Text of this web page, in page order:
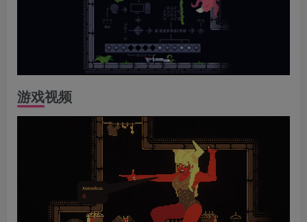
游戏视频